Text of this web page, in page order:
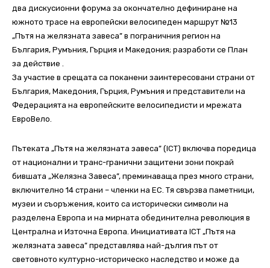
два дискусионни форума за окончателно дефиниране на
южното трасе на европейски велосипеден маршрут №13
„Пътя на желязната завеса” в пограничния регион на
България, Румъния, Гърция и Македония; разработи се План
за действие .
За участие в срещата са поканени заинтересовани страни от
България, Македония, Гърция, Румъния и представители на
Федерацията на европейските велосипедисти и мрежата
ЕвроВело.
Пътеката „Пътя на желязната завеса” (ICT) включва поредица
от национални и транс-гранични защитени зони покрай
бившата „Желязна Завеса”, преминаваща през много страни,
включително 14 страни – членки на ЕС. Тя свързва паметници,
музеи и съоръжения, които са исторически символи на
разделена Европа и на мирната обединителна революция в
Централна и Източна Европа. Инициативата ICT „Пътя на
желязната завеса” представлява най-дългия път от
световното културно-историческо наследство и може да